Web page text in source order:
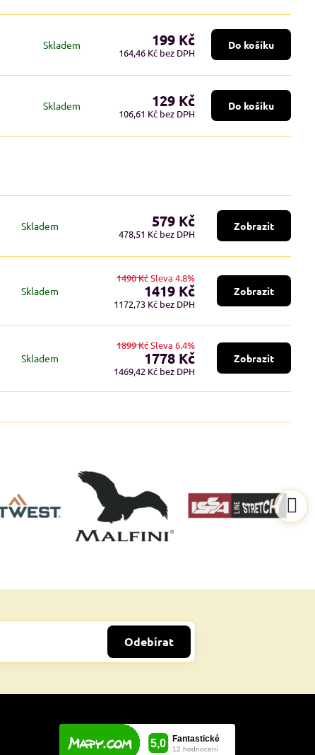
Skladem 199 Kč
164,46 Kč bez DPH
Do košíku
Skladem 129 Kč
106,61 Kč bez DPH
Do košíku
Skladem 579 Kč
478,51 Kč bez DPH
Zobrazit
Skladem 1419 Kč
1172,73 Kč bez DPH
1490 KčSleva 4.8%
Zobrazit
Skladem 1778 Kč
1469,42 Kč bez DPH
1899 KčSleva 6.4%
Zobrazit
Odebírat